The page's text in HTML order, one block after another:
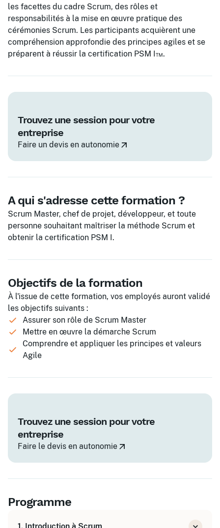
les facettes du cadre Scrum, des rôles et
responsabilités à la mise en œuvre pratique des
cérémonies Scrum. Les participants acquièrent une
compréhension approfondie des principes agiles et se
préparent à réussir la certification PSM I™.
Trouvez une session pour votre
entreprise
Faire un devis en autonomie
A qui s'adresse cette formation ?
Scrum Master, chef de projet, développeur, et toute
personne souhaitant maîtriser la méthode Scrum et
obtenir la certification PSM I.
Objectifs de la formation
À l'issue de cette formation, vos employés auront validé
les objectifs suivants :
Assurer son rôle de Scrum Master
Mettre en œuvre la démarche Scrum
Comprendre et appliquer les principes et valeurs
Agile
Trouvez une session pour votre
entreprise
Faire le devis en autonomie
Programme